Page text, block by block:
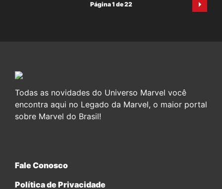
Página 1 de 22
Todas as novidades do Universo Marvel você
encontra aqui no Legado da Marvel, o maior portal
sobre Marvel do Brasil!
Fale Conosco
Política de Privacidade